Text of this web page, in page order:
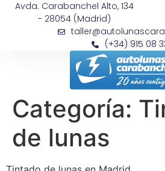
Avda. Carabanchel Alto, 134
- 28054 (Madrid)
(+34) 915 08
Categoría:
de lunas